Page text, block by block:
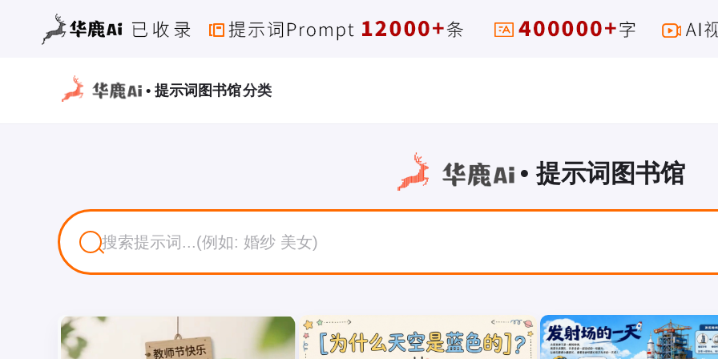
• 提示词图书馆分类
• 提示词图书馆